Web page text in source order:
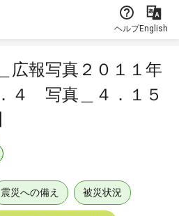
ヘルプEnglish
広報写真２０１１年
４ 写真＿４．１５
震災への備え 被災状況